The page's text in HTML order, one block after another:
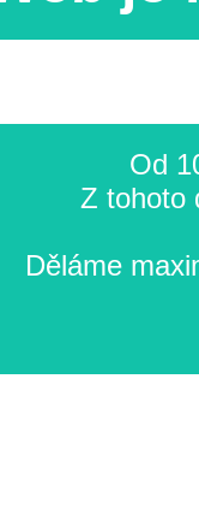
Od
Z tohoto
Děláme